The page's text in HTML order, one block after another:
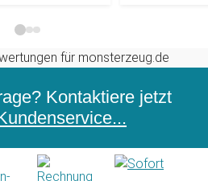
Kontaktiere jetzt